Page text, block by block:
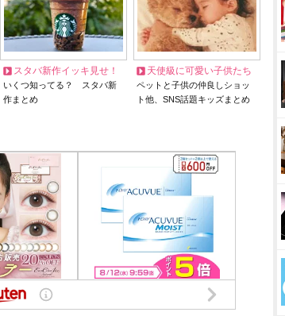
スタバ新作イッキ見せ！
いくつ知ってる？ スタバ新
作まとめ
天使級に可愛い子供たち
ペットと子供の仲良しショッ
ト他、SNS話題キッズまとめ